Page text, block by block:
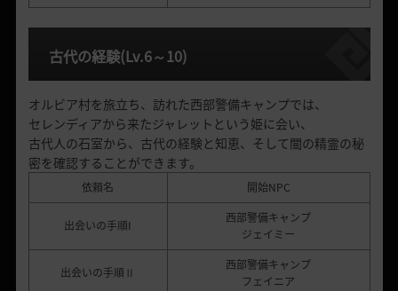
古代の経験(Lv.6～10)
オルビア村を旅立ち、訪れた西部警備キャンプでは、
セレンディアから来たジャレットという姫に会い、
古代人の石室から、古代の経験と知恵、そして闇の精霊の秘
密を確認することができます。
依頼名 開始NPC
出会いの手順I
西部警備キャンプ
ジェイミー
出会いの手順Ⅱ
西部警備キャンプ
フェイニア